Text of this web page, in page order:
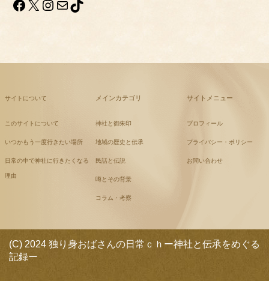
Facebook
X Instagram
メールTikTok
サイトについて
このサイトについて
いつかもう一度行きたい場所
日常の中で神社に行きたくなる
理由
メインカテゴリ
神社と御朱印
地域の歴史と伝承
民話と伝説
噂とその背景
コラム・考察
サイトメニュー
プロフィール
プライバシー・ポリシー
お問い合わせ
(C) 2024 独り身おばさんの日常ｃｈー神社と伝承をめぐる
記録ー